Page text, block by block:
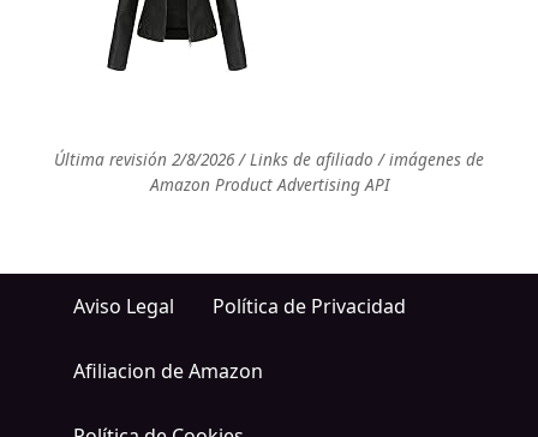
Última revisión 2/8/2026 / Links de afiliado / imágenes de
Amazon Product Advertising API
Aviso Legal Política de Privacidad
Afiliacion de Amazon